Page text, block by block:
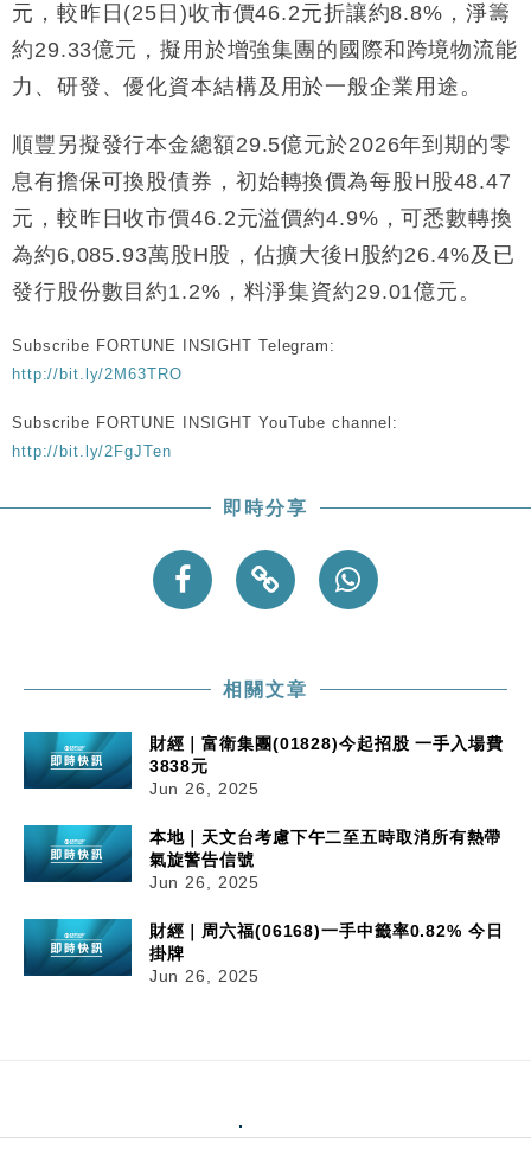
15:47
財經｜恒隆10月換帥 玩具「反」斗城亞洲CEO蔡德
粦接任
13:44
財經｜內地7月美元計價出口增近24%勝預期 貿易順
差達1125億美元
12:44
財經｜日本春季三度入市撐日圓 4月單日斥6.28萬億
日圓干預創新高
11:12
國際｜特朗普料美伊戰事快結束 承認部分彈藥庫存緊
15:59
財經｜SA售股自救後再出手 斥4億美元押注未上市公
司
元，較昨日(25日)收市價46.2元折讓約8.8%，淨籌
約29.33億元，擬用於增強集團的國際和跨境物流能
力、研發、優化資本結構及用於一般企業用途。
順豐另擬發行本金總額29.5億元於2026年到期的零
息有擔保可換股債券，初始轉換價為每股H股48.47
元，較昨日收市價46.2元溢價約4.9%，可悉數轉換
為約6,085.93萬股H股，佔擴大後H股約26.4%及已
發行股份數目約1.2%，料淨集資約29.01億元。
Subscribe FORTUNE INSIGHT Telegram:
http://bit.ly/2M63TRO
Subscribe FORTUNE INSIGHT YouTube channel:
http://bit.ly/2FgJTen
即時分享
相關文章
財經｜富衛集團(01828)今起招股 一手入場費
3838元
Jun 26, 2025
本地｜天文台考慮下午二至五時取消所有熱帶
氣旋警告信號
Jun 26, 2025
財經｜周六福(06168)一手中籤率0.82% 今日
掛牌
Jun 26, 2025